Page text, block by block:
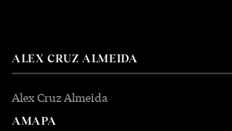
ALEX CRUZ ALMEIDA
Alex Cruz Almeida
AMAPA